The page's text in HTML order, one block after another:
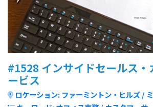
#1528 インサイドセールス・
ービス
ロケーション: ファーミントン・ヒルズ /